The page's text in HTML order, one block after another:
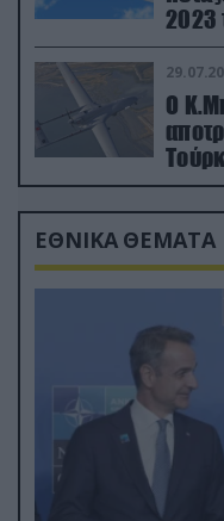
2023
Ο
drone
ΕΘΝΙΚΑ ΘΕΜΑΤΑ